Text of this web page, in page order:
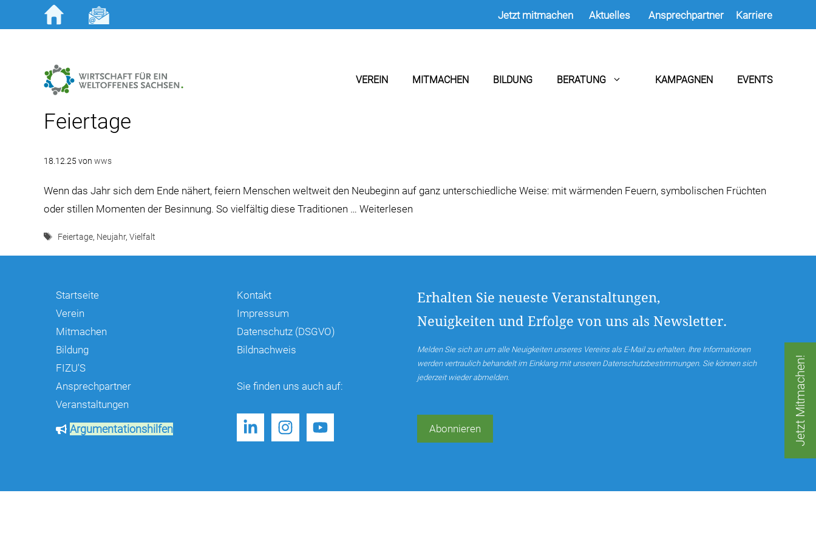
Inhalt
Jetzt mitmachen Aktuelles Ansprechpartner Karriere
VEREIN MITMACHEN BILDUNG BERATUNG KAMPAGNEN EVENTS
Feiertage
18.12.25 von wws
Wenn das Jahr sich dem Ende nähert, feiern Menschen weltweit den Neubeginn auf ganz unterschiedliche Weise: mit wärmenden Feuern, symbolischen Früchten
oder stillen Momenten der Besinnung. So vielfältig diese Traditionen … Weiterlesen
Schlagwörter
Feiertage, Neujahr,Vielfalt
Jetzt Mitmachen!
Startseite
Verein
Mitmachen
Bildung
FIZU'S
Ansprechpartner
Veranstaltungen
Argumentationshilfen
Kontakt
Impressum
Datenschutz (DSGVO)
Bildnachweis
Sie finden uns auch auf:
Erhalten Sie neueste Veranstaltungen,
Neuigkeiten und Erfolge von uns als Newsletter.
Melden Sie sich an um alle Neuigkeiten unseres Vereins als E-Mail zu erhalten. Ihre Informationen
werden vertraulich behandelt im Einklang mit unseren Datenschutzbestimmungen. Sie können sich
jederzeit wieder abmelden.
Abonnieren